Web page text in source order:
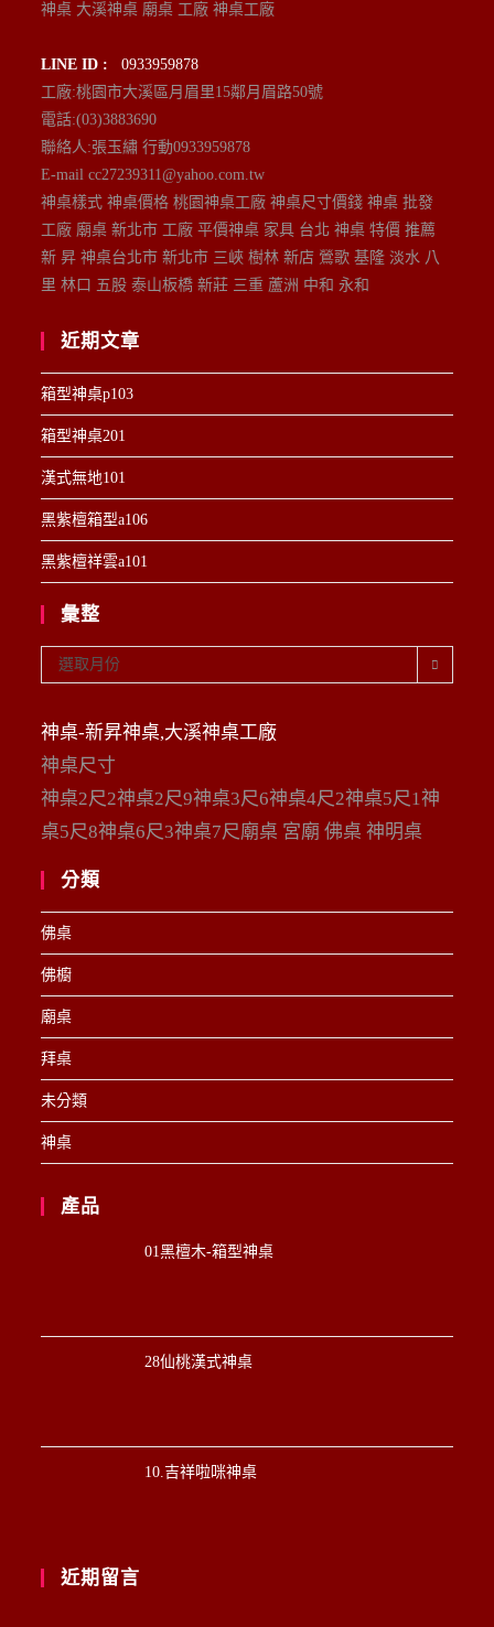
神桌 大溪神桌 廟桌 工廠 神桌工廠
LINE ID :
0933959878
工廠:桃園市大溪區月眉里15鄰月眉路50號
電話:(03)3883690
聯絡人:張玉繡 行動0933959878
E-mail cc27239311@yahoo.com.tw
神桌樣式 神桌價格 桃園神桌工廠 神桌尺寸價錢 神桌 批發
工廠 廟桌 新北市 工廠 平價神桌 家具 台北 神桌 特價 推薦
新 昇 神桌台北市 新北市 三峽 樹林 新店 鶯歌 基隆 淡水 八
里 林口 五股 泰山板橋 新莊 三重 蘆洲 中和 永和
近期文章
箱型神桌p103
箱型神桌201
漢式無地101
黑紫檀箱型a106
黑紫檀祥雲a101
彙整
整
選取月份
神桌-新昇神桌,大溪神桌工廠
神桌尺寸
神桌2尺2神桌2尺9神桌3尺6神桌4尺2神桌5尺1神
桌5尺8神桌6尺3神桌7尺廟桌 宮廟 佛桌 神明桌
分類
佛桌
佛櫥
廟桌
拜桌
未分類
神桌
產品
01黑檀木-箱型神桌
28仙桃漢式神桌
10.吉祥啦咪神桌
近期留言